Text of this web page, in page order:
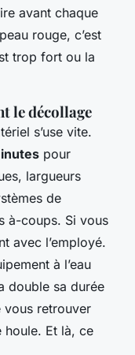
avant chaque
rouge, c’est
trop fort ou la
le décollage
s’use vite.
pour
largueurs
de
à-coups. Si vous
avec l’employé.
à l’eau
double sa durée
vous retrouver
houle. Et là, ce